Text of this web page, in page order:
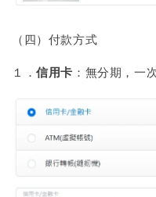
（四）付款方式
１．信用卡 ：無分期，一